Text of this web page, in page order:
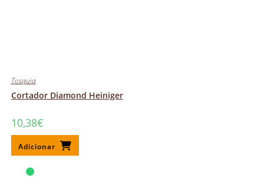
Tosquia
Cortador Diamond Heiniger
10,38€
Adicionar